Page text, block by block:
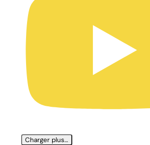
Charger plus…